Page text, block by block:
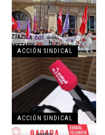
ACCIÓN SINDICAL
ACCIÓN SINDICAL